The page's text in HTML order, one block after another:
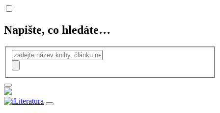
Napište, co hledáte…